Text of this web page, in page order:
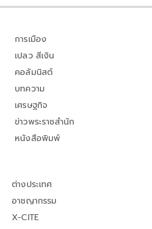
การเมือง
เปลว สีเงิน
คอลัมนิสต์
บทความ
เศรษฐกิจ
ข่าวพระราชสำนัก
หนังสือพิมพ์
ต่างประเทศ
อาชญากรรม
X-CITE